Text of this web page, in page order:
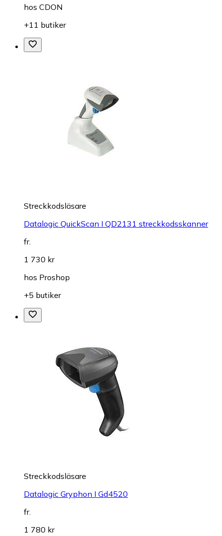
hos CDON
+11 butiker
Streckkodsläsare
Datalogic QuickScan I QD2131 streckkodsskanner
fr.
1 730 kr
hos Proshop
+5 butiker
Streckkodsläsare
Datalogic Gryphon I Gd4520
fr.
1 780 kr